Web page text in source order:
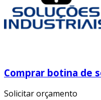
Comprar botina de
Solicitar orçamento